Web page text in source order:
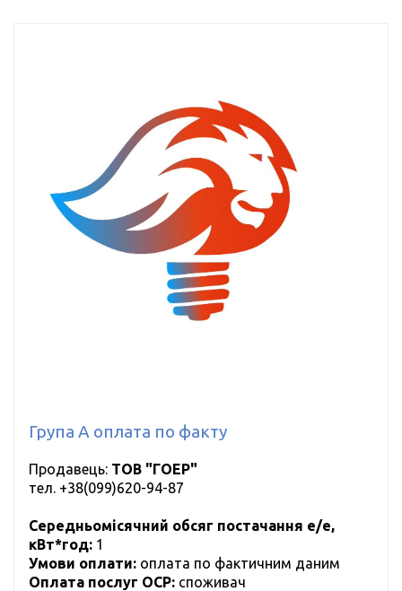
Група А оплата по факту
Продавець: ТОВ "ГОЕР"
тел. +38(099)620-94-87
Середньомісячний обсяг постачання е/е,
кВт*год: 1
Умови оплати: оплата по фактичним даним
Оплата послуг ОСР: cпоживач